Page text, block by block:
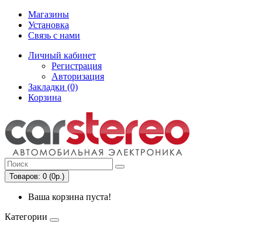
Магазины
Установка
Связь с нами
Личный кабинет
Регистрация
Авторизация
Закладки (0)
Корзина
Товаров: 0 (0р.)
Ваша корзина пуста!
Категории